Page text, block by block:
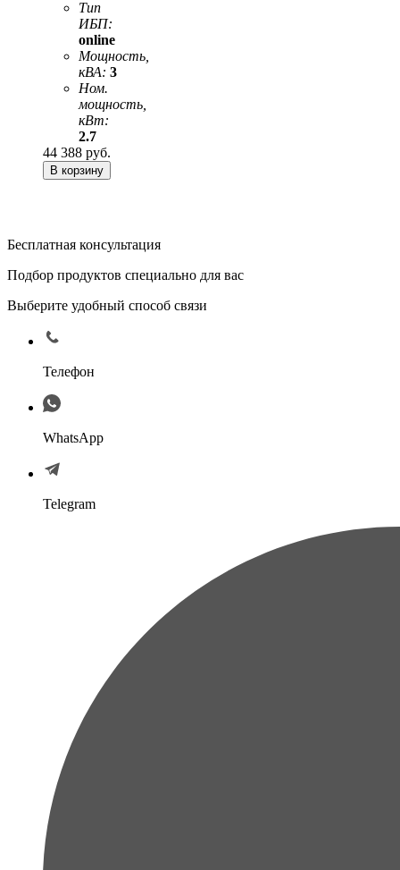
Тип
ИБП:
online
Мощность,
кВА: 3
Ном.
мощность,
кВт:
2.7
44 388 руб.
Бесплатная консультация
Подбор продуктов специально для вас
Выберите удобный способ связи
Телефон
WhatsApp
Telegram